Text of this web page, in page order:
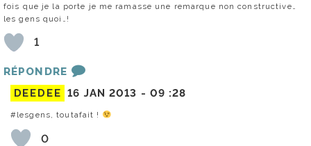
fois que je la porte je me ramasse une remarque non constructive…
les gens quoi…!
1
RÉPONDRE
DEEDEE 16 JAN 2013 - 09 :28
#lesgens, toutafait !
0